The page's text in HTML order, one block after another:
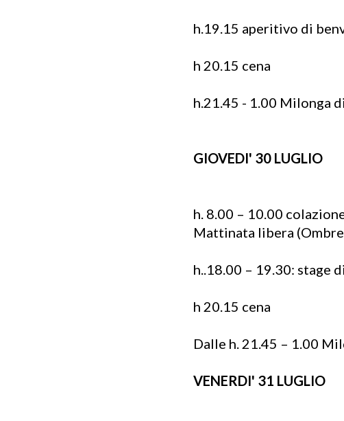
h.19.15 aperitivo di
h 20.15 cena
h.21.45 - 1.00 Milonga
GIOVEDI' 30 LUGLIO
h. 8.00 – 10.00
Mattinata libera
h..18.00 – 19.30: stage
h 20.15 cena
Dalle h. 21.45 – 1.00
VENERDI' 31 LUGLIO